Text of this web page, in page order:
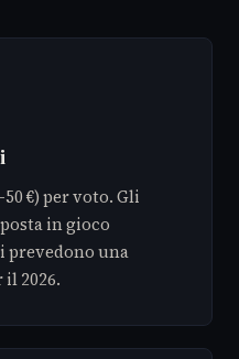
€) per voto. Gli
in gioco
una
2026.